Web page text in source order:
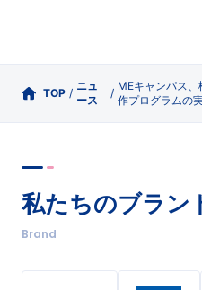
TOP /
ニュ
ース
/
MEキャンパス
作プログラムの
私たちのブラン
Brand